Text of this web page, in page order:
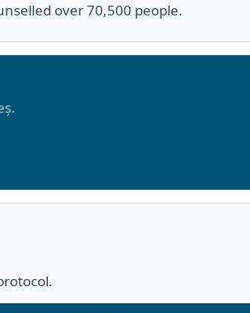
over 70,500 people.